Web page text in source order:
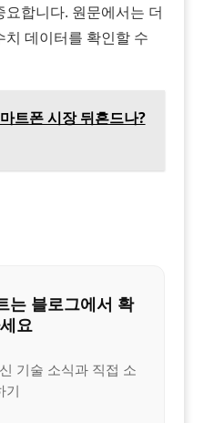
합니다. 원문에서는 더
데이터를 확인할 수
트폰 시장 뒤흔드나?
는 블로그에서 확
요
기술 소식과 직접 소
기